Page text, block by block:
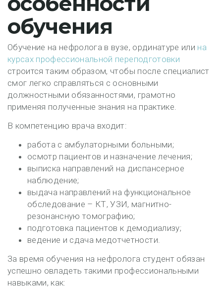
обучения
Обучение на нефролога в вузе, ординатуре или на
курсах профессиональной переподготовки
строится таким образом, чтобы после специалист
смог легко справляться с основными
должностными обязанностями, грамотно
применяя полученные знания на практике.
В компетенцию врача входит:
работа с амбулаторными больными;
осмотр пациентов и назначение лечения;
выписка направлений на диспансерное
наблюдение;
выдача направлений на функциональное
обследование – КТ, УЗИ, магнитно-
резонансную томографию;
подготовка пациентов к демодиализу;
ведение и сдача медотчетности.
За время обучения на нефролога студент обязан
успешно овладеть такими профессиональными
навыками, как: